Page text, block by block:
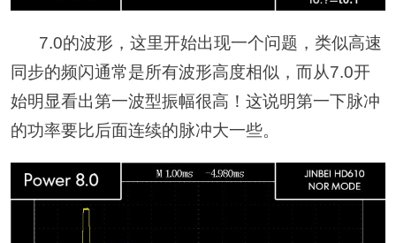
7.0的波形，这里开始出现一个问题，类似高速
同步的频闪通常是所有波形高度相似，而从7.0开
始明显看出第一波型振幅很高！这说明第一下脉冲
的功率要比后面连续的脉冲大一些。